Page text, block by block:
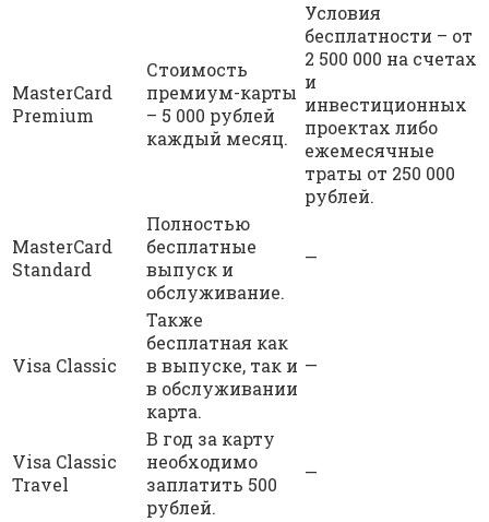
MasterCard
Premium
Стоимость
премиум-карты
– 5 000 рублей
каждый месяц.
Условия
бесплатности – от
2 500 000 на счетах
и
инвестиционных
проектах либо
ежемесячные
траты от 250 000
рублей.
MasterCard
Standard
Полностью
бесплатные
выпуск и
обслуживание.
—
Visa Classic
Также
бесплатная как
в выпуске, так и
в обслуживании
карта.
—
Visa Classic
Travel
В год за карту
необходимо
заплатить 500
рублей.
—